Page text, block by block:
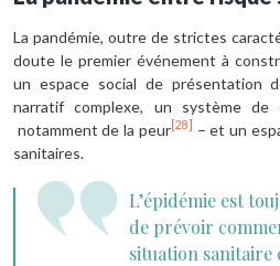
La pandémie, outre de strictes
doute le premier événement à
un espace social de présentation
narratif complexe, un système de
notamment de la peur [28]
– et un
sanitaires.
L’épidémie est
de prévoir
situation sanitaire